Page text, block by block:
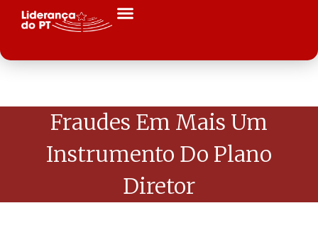
Fraudes Em Mais Um
Instrumento Do Plano
Diretor